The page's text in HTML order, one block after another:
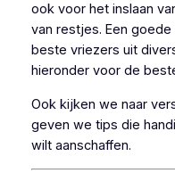
ook voor het inslaan
van restjes. Een
beste vriezers uit
hieronder voor de
Ook kijken we naar
geven we tips die
wilt aanschaffen.